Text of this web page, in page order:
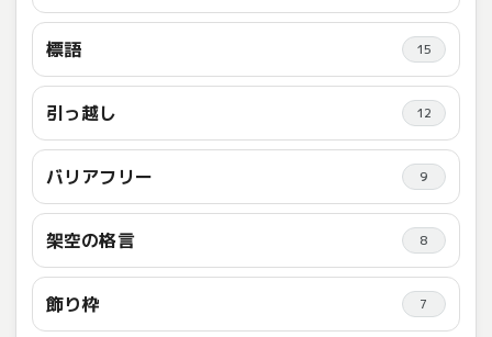
標語 15
引っ越し 12
バリアフリー 9
架空の格言 8
飾り枠 7